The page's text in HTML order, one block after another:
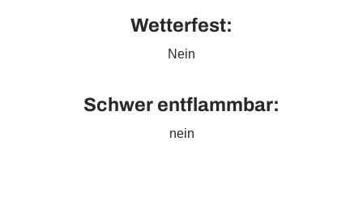
Wetterfest:
Nein
Schwer entflammbar:
nein